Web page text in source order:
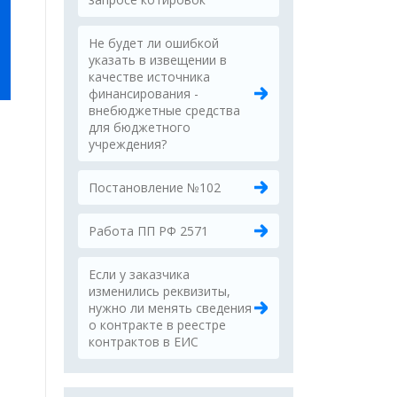
Не будет ли ошибкой
указать в извещении в
качестве источника
финансирования -
внебюджетные средства
для бюджетного
учреждения?
Постановление №102
Работа ПП РФ 2571
Если у заказчика
изменились реквизиты,
нужно ли менять сведения
о контракте в реестре
контрактов в ЕИС